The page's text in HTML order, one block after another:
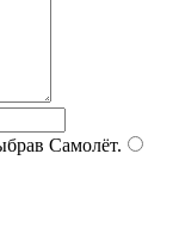
Самолёт.